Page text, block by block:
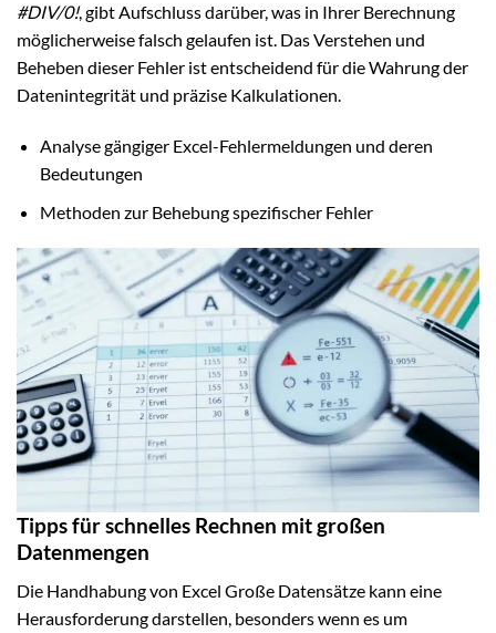
#DIV/0!, gibt Aufschluss darüber, was in Ihrer Berechnung
möglicherweise falsch gelaufen ist. Das Verstehen und
Beheben dieser Fehler ist entscheidend für die Wahrung der
Datenintegrität und präzise Kalkulationen.
Analyse gängiger Excel-Fehlermeldungen und deren
Bedeutungen
Methoden zur Behebung spezifischer Fehler
Tipps für schnelles Rechnen mit großen
Datenmengen
Die Handhabung von Excel Große Datensätze kann eine
Herausforderung darstellen, besonders wenn es um